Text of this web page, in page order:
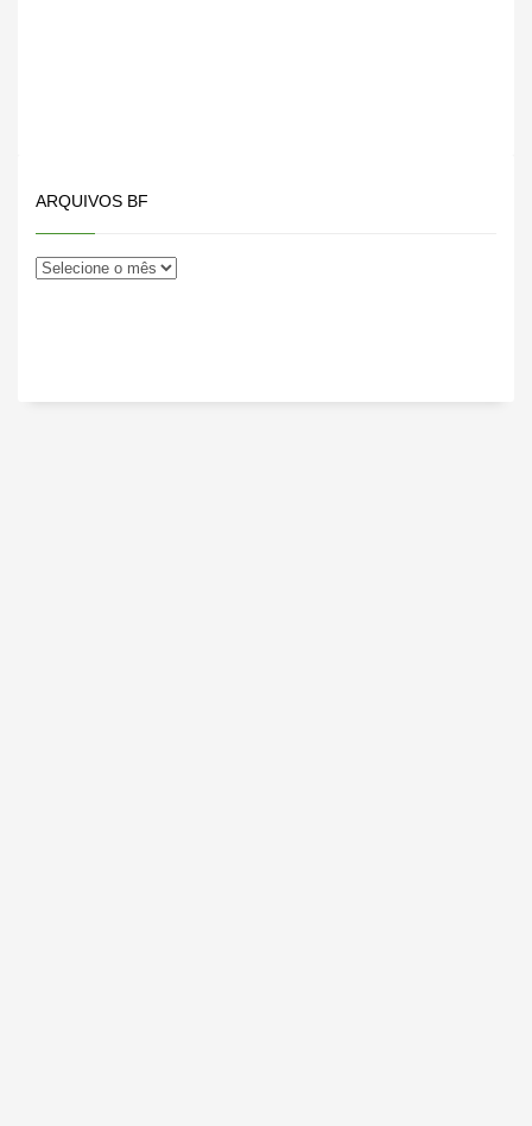
ARQUIVOS BF